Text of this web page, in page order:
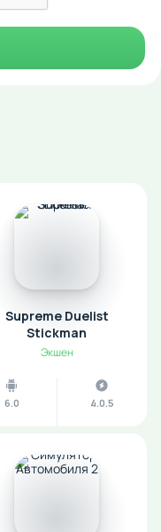
Supreme Duelist
Stickman
Экшен
6.0 4.0.5